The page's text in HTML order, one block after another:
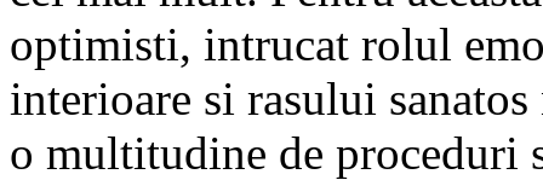
optimisti, intrucat rolul
interioare si rasului
o multitudine de proceduri